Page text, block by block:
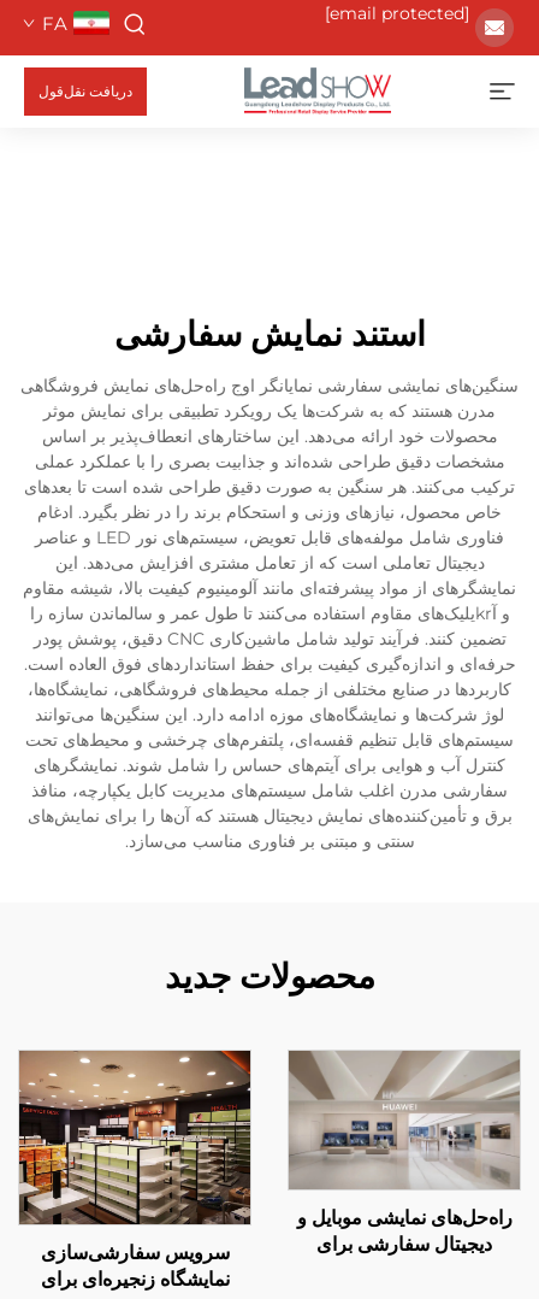
[email protected]
FA
دریافت نقل‌قول
استند نمایش سفارشی
سنگین‌های نمایشی سفارشی نمایانگر اوج راه‌حل‌های نمایش فروشگاهی
مدرن هستند که به شرکت‌ها یک رویکرد تطبیقی برای نمایش موثر
محصولات خود ارائه می‌دهد. این ساختارهای انعطاف‌پذیر بر اساس
مشخصات دقیق طراحی شده‌اند و جذابیت بصری را با عملکرد عملی
ترکیب می‌کنند. هر سنگین به صورت دقیق طراحی شده است تا بعدهای
خاص محصول، نیازهای وزنی و استحکام برند را در نظر بگیرد. ادغام
فناوری شامل مولفه‌های قابل تعویض، سیستم‌های نور LED و عناصر
دیجیتال تعاملی است که از تعامل مشتری افزایش می‌دهد. این
نمایشگرهای از مواد پیشرفته‌ای مانند آلومینیوم کیفیت بالا، شیشه مقاوم
و آkrیلیک‌های مقاوم استفاده می‌کنند تا طول عمر و سالماندن سازه را
تضمین کنند. فرآیند تولید شامل ماشین‌کاری CNC دقیق، پوشش پودر
حرفه‌ای و اندازه‌گیری کیفیت برای حفظ استانداردهای فوق العاده است.
کاربردها در صنایع مختلفی از جمله محیط‌های فروشگاهی، نمایشگاه‌ها،
لوژ شرکت‌ها و نمایشگاه‌های موزه ادامه دارد. این سنگین‌ها می‌توانند
سیستم‌های قابل تنظیم قفسه‌ای، پلتفرم‌های چرخشی و محیط‌های تحت
کنترل آب و هوایی برای آیتم‌های حساس را شامل شوند. نمایشگرهای
سفارشی مدرن اغلب شامل سیستم‌های مدیریت کابل یکپارچه، منافذ
برق و تأمین‌کننده‌های نمایش دیجیتال هستند که آن‌ها را برای نمایش‌های
سنتی و مبتنی بر فناوری مناسب می‌سازد.
محصولات جدید
راه‌حل‌های نمایشی موبایل و
دیجیتال سفارشی برای
سرویس سفارشی‌سازی
نمایشگاه زنجیره‌ای برای